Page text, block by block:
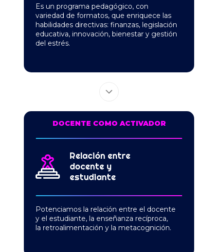
Es un programa pedagógico, con
variedad de formatos, que enriquece las
habilidades directivas: finanzas, legislación
educativa, innovación, bienestar y gestión
del estrés.
DOCENTE COMO ACTIVADOR
Relación entre
docente y
estudiante
Potenciamos la relación entre el docente
y el estudiante, la enseñanza recíproca,
la retroalimentación y la metacognición.